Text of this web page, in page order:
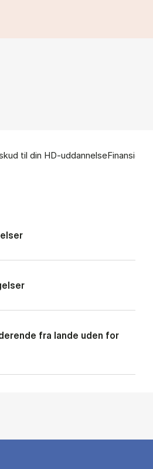
til din HD-uddannelseShow
fra lande uden for